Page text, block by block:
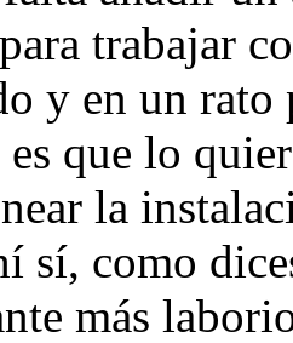
trabajar
y en un rato
es que lo
la
sí, como
más